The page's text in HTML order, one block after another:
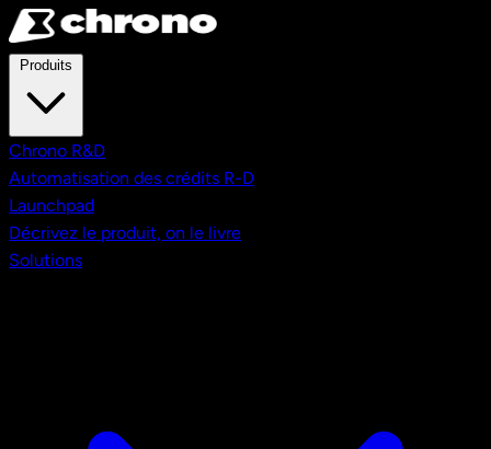
Aller au contenu principal
Chrono R&D
Automatisation des crédits R-D
Launchpad
Décrivez le produit, on le livre
Solutions